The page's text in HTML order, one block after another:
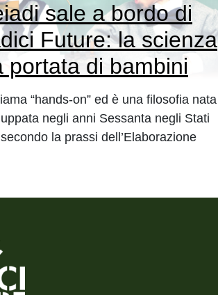
sale a bordo di
Future: la scienza
portata di bambini
“hands-on” ed è una filosofia nata
negli anni Sessanta negli Stati
la prassi dell’Elaborazione